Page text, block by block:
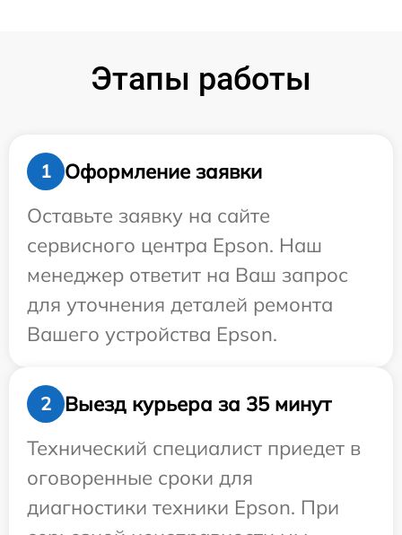
Этапы работы
1
Оформление заявки
Оставьте заявку на сайте
сервисного центра Epson. Наш
менеджер ответит на Ваш запрос
для уточнения деталей ремонта
Вашего устройства Epson.
2
Выезд курьера за 35 минут
Технический специалист приедет в
оговоренные сроки для
диагностики техники Epson. При